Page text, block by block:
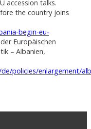
accession talks.
the country joins
begin-eu-
Europäischen
– Albanien,
policies/enlargement/